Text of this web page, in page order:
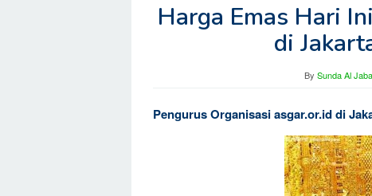
Harga Emas Hari
di
By Sunda Al
Pengurus Organisasi asgar.or.id di